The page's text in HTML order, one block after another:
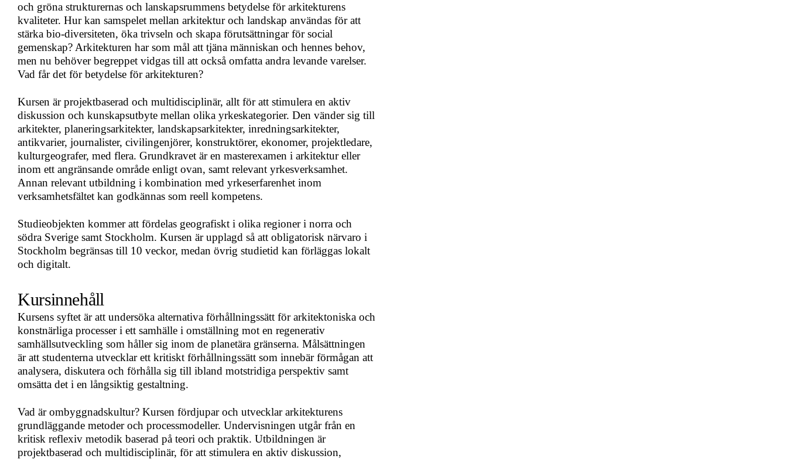
och gröna strukturernas och lanskapsrummens betydelse för arkitekturens
kvaliteter. Hur kan samspelet mellan arkitektur och landskap användas för att
stärka bio-diversiteten, öka trivseln och skapa förutsättningar för social
gemenskap? Arkitekturen har som mål att tjäna människan och hennes behov,
men nu behöver begreppet vidgas till att också omfatta andra levande varelser.
Vad får det för betydelse för arkitekturen?
Kursen är projektbaserad och multidisciplinär, allt för att stimulera en aktiv
diskussion och kunskapsutbyte mellan olika yrkeskategorier. Den vänder sig till
arkitekter, planeringsarkitekter, landskapsarkitekter, inredningsarkitekter,
antikvarier, journalister, civilingenjörer, konstruktörer, ekonomer, projektledare,
kulturgeografer, med flera. Grundkravet är en masterexamen i arkitektur eller
inom ett angränsande område enligt ovan, samt relevant yrkesverksamhet.
Annan relevant utbildning i kombination med yrkeserfarenhet inom
verksamhetsfältet kan godkännas som reell kompetens.
Studieobjekten kommer att fördelas geografiskt i olika regioner i norra och
södra Sverige samt Stockholm. Kursen är upplagd så att obligatorisk närvaro i
Stockholm begränsas till 10 veckor, medan övrig studietid kan förläggas lokalt
och digitalt.
Kursinnehåll
Kursens syftet är att undersöka alternativa förhållningssätt för arkitektoniska och
konstnärliga processer i ett samhälle i omställning mot en regenerativ
samhällsutveckling som håller sig inom de planetära gränserna. Målsättningen
är att studenterna utvecklar ett kritiskt förhållningssätt som innebär förmågan att
analysera, diskutera och förhålla sig till ibland motstridiga perspektiv samt
omsätta det i en långsiktig gestaltning.
Vad är ombyggnadskultur? Kursen fördjupar och utvecklar arkitekturens
grundläggande metoder och processmodeller. Undervisningen utgår från en
kritisk reflexiv metodik baserad på teori och praktik. Utbildningen är
projektbaserad och multidisciplinär, för att stimulera en aktiv diskussion,